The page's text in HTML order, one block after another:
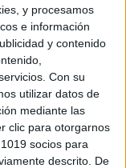
y procesamos
e información
y contenido
Con su
utilizar datos de
mediante las
clic para otorgarnos
socios para
descrito. De
cada imagen
convierte el